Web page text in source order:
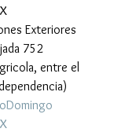
Exteriores
752
entre el